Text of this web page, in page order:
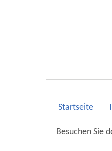
Startseite
Besuchen Sie